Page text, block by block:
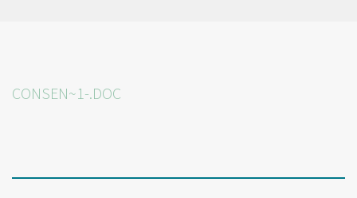
CONSEN~1-.DOC